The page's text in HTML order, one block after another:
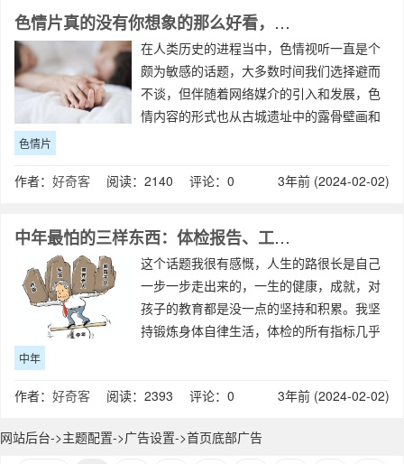
色情片真的没有你想象的那么好看，它的危害更是让人难以置信！
在人类历史的进程当中，色情视听一直是个
颇为敏感的话题，大多数时间我们选择避而
不谈，但伴随着网络媒介的引入和发展，色
情内容的形式也从古城遗址中的露骨壁画和
样本数据显示，观看过情色电影的男性与没
色情片
作者： 好奇客 阅读：2140 评论：0 3年前 (2024-02-02)
中年最怕的三样东西：体检报告、工资条、成绩单
这个话题我很有感慨，人生的路很长是自己
一步一步走出来的，一生的健康，成就，对
孩子的教育都是没一点的坚持和积累。我坚
持锻炼身体自律生活，体检的所有指标几乎
积极乐观不怕吃苦受累也在平凡的岗位上有
中年
作者： 好奇客 阅读：2393 评论：0 3年前 (2024-02-02)
网站后台->主题配置->广告设置->首页底部广告